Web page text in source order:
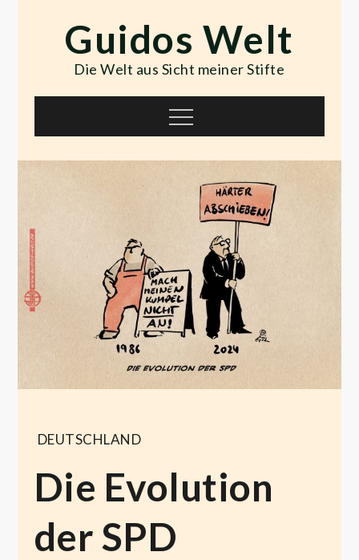
contentGuidos Welt
Die Welt aus Sicht meiner Stifte
Menu
DEUTSCHLAND
Die Evolution
der SPD